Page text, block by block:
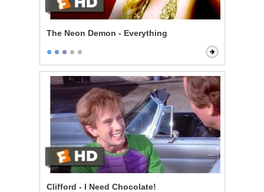
The Neon Demon - Everything
Clifford - I Need Chocolate!